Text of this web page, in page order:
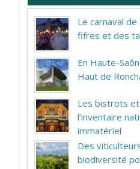
Le carnaval
fifres et des
En Haute-
Haut de
Les bistrots et
l’inventaire
immatériel
Des
biodiversité